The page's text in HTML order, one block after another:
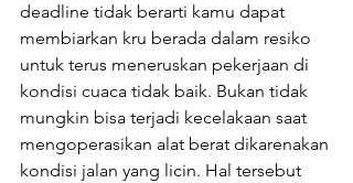
deadline tidak berarti kamu dapat
membiarkan kru berada dalam resiko
untuk terus meneruskan pekerjaan di
kondisi cuaca tidak baik. Bukan tidak
mungkin bisa terjadi kecelakaan saat
mengoperasikan alat berat dikarenakan
kondisi jalan yang licin. Hal tersebut